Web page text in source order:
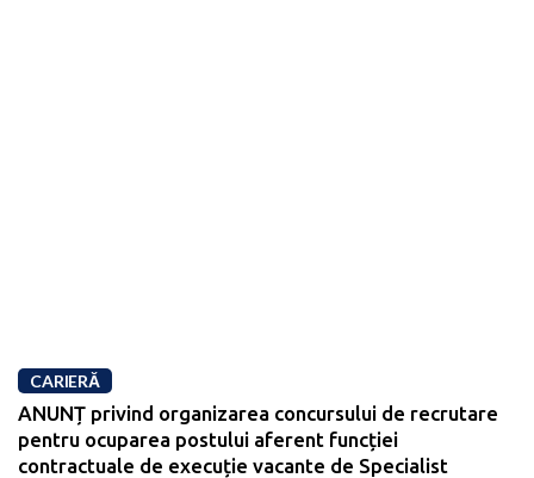
CARIERĂ
ANUNȚ privind organizarea concursului de recrutare
pentru ocuparea postului aferent funcției
contractuale de execuție vacante de Specialist